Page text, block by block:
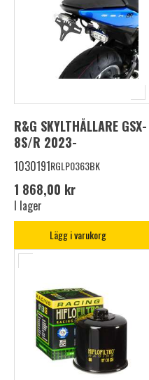
R&G SKYLTHÅLLARE GSX-
8S/R 2023-
1030191RGLP0363BK
1 868,00 kr
I lager
Lägg i varukorg